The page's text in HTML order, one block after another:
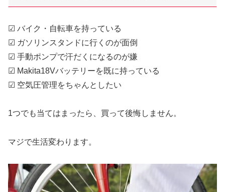
☑ バイク・自転車を持っている
☑ ガソリンスタンドに行くのが面倒
☑ 手動ポンプで汗だくになるのが嫌
☑ Makita18Vバッテリーを既に持っている
☑ 空気圧管理をちゃんとしたい
1つでも当てはまったら、買って後悔しません。
マジで生活変わります。